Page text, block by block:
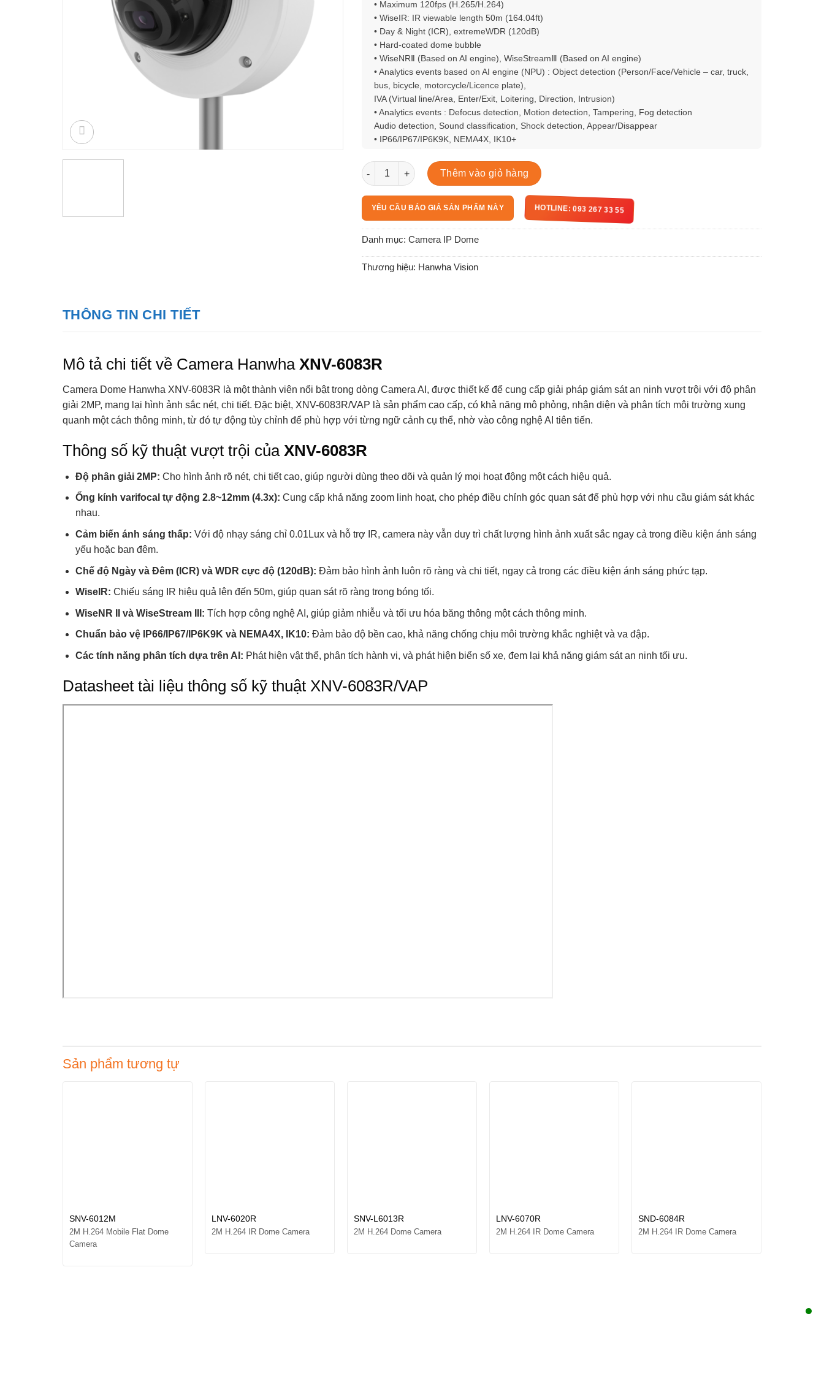
• Maximum 120fps (H.265/H.264)
• WiseIR: IR viewable length 50m (164.04ft)
• Day & Night (ICR), extremeWDR (120dB)
• Hard-coated dome bubble
• WiseNRⅡ (Based on AI engine), WiseStreamⅢ (Based on AI engine)
• Analytics events based on AI engine (NPU) : Object detection (Person/Face/Vehicle – car, truck,
bus, bicycle, motorcycle/Licence plate),
IVA (Virtual line/Area, Enter/Exit, Loitering, Direction, Intrusion)
• Analytics events : Defocus detection, Motion detection, Tampering, Fog detection
Audio detection, Sound classification, Shock detection, Appear/Disappear
• IP66/IP67/IP6K9K, NEMA4X, IK10+
XNV-6083R số lượng
Thêm vào giỏ hàng
YÊU CẦU BÁO GIÁ SẢN PHẨM NÀY HOTLINE: 093 267 33 55
Danh mục: Camera IP Dome
Thương hiệu: Hanwha Vision
THÔNG TIN CHI TIẾT
Mô tả chi tiết về Camera Hanwha XNV-6083R
Camera Dome Hanwha XNV-6083R là một thành viên nổi bật trong dòng Camera AI, được thiết kế để cung cấp giải pháp giám sát an ninh vượt trội với độ phân
giải 2MP, mang lại hình ảnh sắc nét, chi tiết. Đặc biệt, XNV-6083R/VAP là sản phẩm cao cấp, có khả năng mô phỏng, nhận diện và phân tích môi trường xung
quanh một cách thông minh, từ đó tự động tùy chỉnh để phù hợp với từng ngữ cảnh cụ thể, nhờ vào công nghệ AI tiên tiến.
Thông số kỹ thuật vượt trội của XNV-6083R
Độ phân giải 2MP: Cho hình ảnh rõ nét, chi tiết cao, giúp người dùng theo dõi và quản lý mọi hoạt động một cách hiệu quả.
Ống kính varifocal tự động 2.8~12mm (4.3x): Cung cấp khả năng zoom linh hoạt, cho phép điều chỉnh góc quan sát để phù hợp với nhu cầu giám sát khác
nhau.
Cảm biến ánh sáng thấp: Với độ nhạy sáng chỉ 0.01Lux và hỗ trợ IR, camera này vẫn duy trì chất lượng hình ảnh xuất sắc ngay cả trong điều kiện ánh sáng
yếu hoặc ban đêm.
Chế độ Ngày và Đêm (ICR) và WDR cực độ (120dB): Đảm bảo hình ảnh luôn rõ ràng và chi tiết, ngay cả trong các điều kiện ánh sáng phức tạp.
WiseIR: Chiếu sáng IR hiệu quả lên đến 50m, giúp quan sát rõ ràng trong bóng tối.
WiseNR II và WiseStream III: Tích hợp công nghệ AI, giúp giảm nhiễu và tối ưu hóa băng thông một cách thông minh.
Chuẩn bảo vệ IP66/IP67/IP6K9K và NEMA4X, IK10: Đảm bảo độ bền cao, khả năng chống chịu môi trường khắc nghiệt và va đập.
Các tính năng phân tích dựa trên AI: Phát hiện vật thể, phân tích hành vi, và phát hiện biển số xe, đem lại khả năng giám sát an ninh tối ưu.
Datasheet tài liệu thông số kỹ thuật XNV-6083R/VAP
Sản phẩm tương tự
SNV-6012M
2M H.264 Mobile Flat Dome
Camera
LNV-6020R
2M H.264 IR Dome Camera
SNV-L6013R
2M H.264 Dome Camera
LNV-6070R
2M H.264 IR Dome Camera
SND-6084R
2M H.264 IR Dome Camera